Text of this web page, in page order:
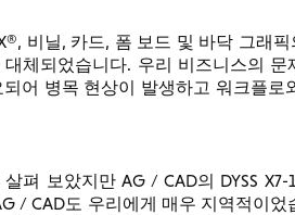
비닐, 카드, 폼 보드 및 바닥 그래
체되었습니다. 우리 비즈니스의
어 병목 현상이 발생하고 워크플로
펴 보았지만 AG / CAD의 DYSS
/ CAD도 우리에게 매우 지역적이었